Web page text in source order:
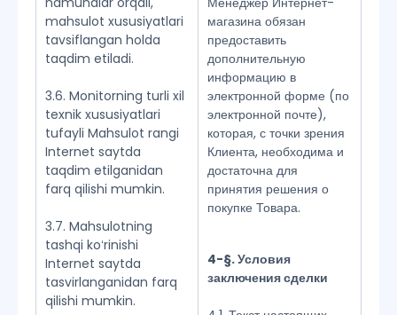
mahsulot xususiyatlari
tavsiflangan holda
taqdim etiladi.
3.6. Monitorning turli xil
texnik xususiyatlari
tufayli Mahsulot rangi
Internet saytda
taqdim etilganidan
farq qilishi mumkin.
3.7. Mahsulotning
tashqi koʻrinishi
Internet saytda
tasvirlanganidan farq
qilishi mumkin.
магазина обязан
предоставить
дополнительную
информацию в
электронной форме (по
электронной почте),
которая, с точки зрения
Клиента, необходима и
достаточна для
принятия решения о
покупке Товара.
4-§. Условия
заключения сделки